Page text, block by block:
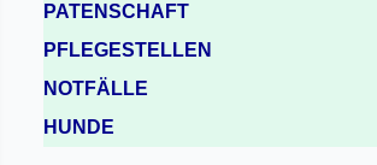
PATENSCHAFT
PFLEGESTELLEN
NOTFÄLLE
HUNDE